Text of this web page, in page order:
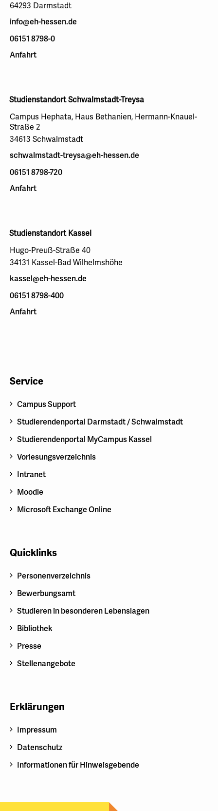
64293 Darmstadt
info@eh-hessen.de
06151 8798-0
Anfahrt
Studienstandort Schwalmstadt-Treysa
Campus Hephata, Haus Bethanien, Hermann-Knauel-
Straße 2
34613 Schwalmstadt
schwalmstadt-treysa@eh-hessen.de
06151 8798-720
Anfahrt
Studienstandort Kassel
Hugo-Preuß-Straße 40
34131 Kassel-Bad Wilhelmshöhe
kassel@eh-hessen.de
06151 8798-400
Anfahrt
Service
Campus Support
Studierendenportal Darmstadt / Schwalmstadt
Studierendenportal MyCampus Kassel
Vorlesungsverzeichnis
Intranet
Moodle
Microsoft Exchange Online
Quicklinks
Personenverzeichnis
Bewerbungsamt
Studieren in besonderen Lebenslagen
Bibliothek
Presse
Stellenangebote
Erklärungen
Impressum
Datenschutz
Informationen für Hinweisgebende